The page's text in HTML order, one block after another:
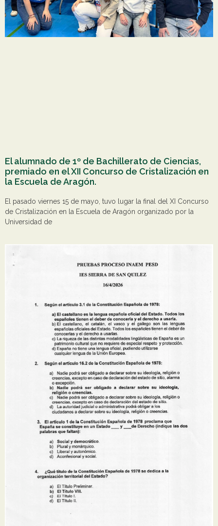
El alumnado de 1º de Bachillerato de Ciencias,
premiado en el XII Concurso de Cristalización en
la Escuela de Aragón.
El pasado viernes 15 de mayo, tuvo lugar la final del XI Concurso
de Cristalización en la Escuela de Aragón organizado por la
Universidad de